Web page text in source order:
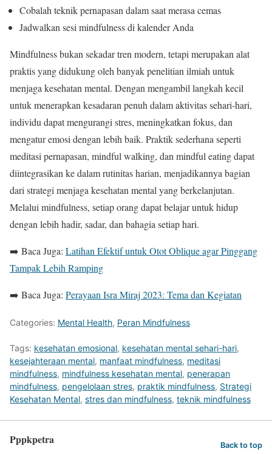
Cobalah teknik pernapasan dalam saat merasa cemas
Jadwalkan sesi mindfulness di kalender Anda
Mindfulness bukan sekadar tren modern, tetapi merupakan alat
praktis yang didukung oleh banyak penelitian ilmiah untuk
menjaga kesehatan mental. Dengan mengambil langkah kecil
untuk menerapkan kesadaran penuh dalam aktivitas sehari-hari,
individu dapat mengurangi stres, meningkatkan fokus, dan
mengatur emosi dengan lebih baik. Praktik sederhana seperti
meditasi pernapasan, mindful walking, dan mindful eating dapat
diintegrasikan ke dalam rutinitas harian, menjadikannya bagian
dari strategi menjaga kesehatan mental yang berkelanjutan.
Melalui mindfulness, setiap orang dapat belajar untuk hidup
dengan lebih hadir, sadar, dan bahagia setiap hari.
➡️ Baca Juga: Latihan Efektif untuk Otot Oblique agar Pinggang
Tampak Lebih Ramping
➡️ Baca Juga: Perayaan Isra Miraj 2023: Tema dan Kegiatan
Categories: Mental Health, Peran Mindfulness
Tags: kesehatan emosional, kesehatan mental sehari-hari,
kesejahteraan mental, manfaat mindfulness, meditasi
mindfulness, mindfulness kesehatan mental, penerapan
mindfulness, pengelolaan stres, praktik mindfulness, Strategi
Kesehatan Mental, stres dan mindfulness, teknik mindfulness
Pppkpetra Back to top